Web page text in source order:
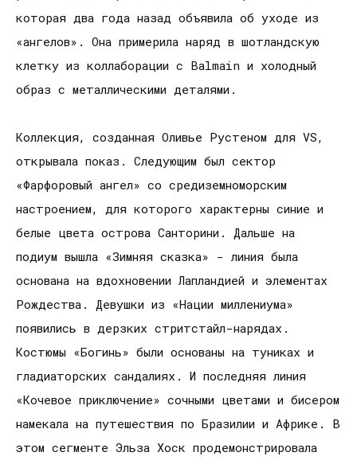
которая два года назад объявила об уходе из
«ангелов». Она примерила наряд в шотландскую
клетку из коллаборации с Balmain и холодный
образ с металлическими деталями.
Коллекция, созданная Оливье Рустеном для VS,
открывала показ. Следующим был сектор
«Фарфоровый ангел» со средиземноморским
настроением, для которого характерны синие и
белые цвета острова Санторини. Дальше на
подиум вышла «Зимняя сказка» - линия была
основана на вдохновении Лапландией и элементах
Рождества. Девушки из «Нации миллениума»
появились в дерзких стритстайл-нарядах.
Костюмы «Богинь» были основаны на туниках и
гладиаторских сандалиях. И последняя линия
«Кочевое приключение» сочными цветами и бисером
намекала на путешествия по Бразилии и Африке. В
этом сегменте Эльза Хоск продемонстрировала